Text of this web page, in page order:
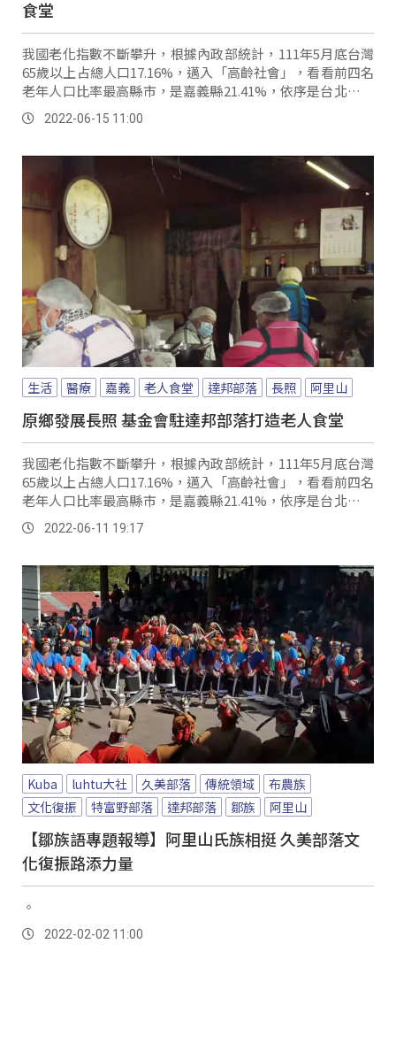
食堂
我國老化指數不斷攀升，根據內政部統計，111年5月底台灣
65歲以上占總人口17.16%，邁入「高齡社會」，看看前四名
老年人口比率最高縣市，是嘉義縣21.41%，依序是台北市、
雲林縣跟南投縣，而在原鄉地...。
2022-06-15 11:00
生活 醫療 嘉義 老人食堂 達邦部落 長照 阿里山
原鄉發展長照 基金會駐達邦部落打造老人食堂
我國老化指數不斷攀升，根據內政部統計，111年5月底台灣
65歲以上占總人口17.16%，邁入「高齡社會」，看看前四名
老年人口比率最高縣市，是嘉義縣21.41%，依序是台北市、
雲林縣跟南投縣，而在原鄉地...。
2022-06-11 19:17
Kuba luhtu大社 久美部落 傳統領域
布農族
文化復振
特富野部落 達邦部落 鄒族 阿里山
【鄒族語專題報導】阿里山氏族相挺 久美部落文
化復振路添力量
。
2022-02-02 11:00